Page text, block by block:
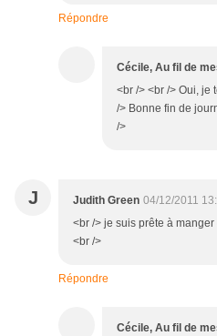
Répondre
Cécile, Au fil de
<br /> <br /> Oui, je
/> Bonne fin de
/>
J Judith Green 04/12/2011
<br /> je suis prête à
<br />
Répondre
Cécile, Au fil de